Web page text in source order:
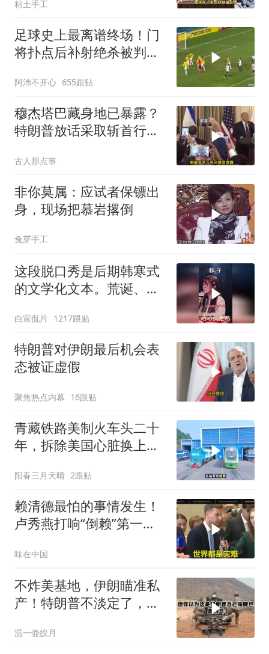
粘土手工
足球史上最离谱终场！门
将扑点后补射绝杀被判无
阿沛不开心 655跟贴
穆杰塔巴藏身地已暴露？
特朗普放话采取斩首行
古人那点事
非你莫属：应试者保镖出
身，现场把慕岩撂倒
兔芽手工
这段脱口秀是后期韩寒式
的文学化文本。荒诞、激
白宸侃片 1217跟贴
特朗普对伊朗最后机会表
态被证虚假
聚焦热点内幕 16跟贴
青藏铁路美制火车头二十
年，拆除美国心脏换上绿
阳春三月天晴 2跟贴
赖清德最怕的事情发生！
卢秀燕打响“倒赖”第一
味在中国
不炸美基地，伊朗瞄准私
产！特朗普不淡定了，被
温一壶皎月